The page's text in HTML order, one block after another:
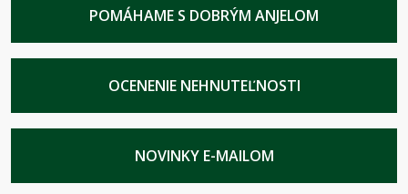
POMÁHAME S DOBRÝM ANJELOM
OCENENIE NEHNUTEĽNOSTI
NOVINKY E-MAILOM